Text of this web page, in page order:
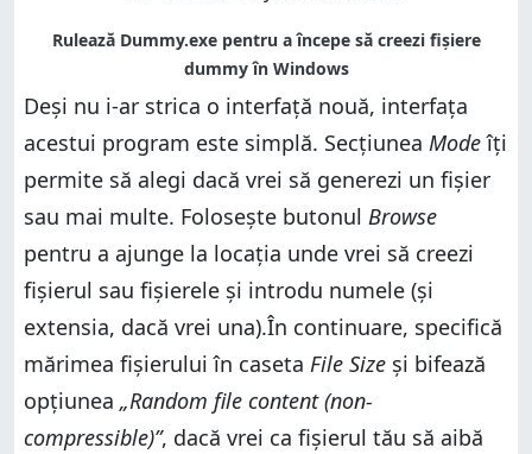
Deși nu i-ar strica o interfață nouă, interfața
acestui program este simplă. Secțiunea Modeîți
permite să alegi dacă vrei să generezi un fișier
sau mai multe. Folosește butonul Browse
pentru a ajunge la locația unde vrei să creezi
fișierul sau fișierele și introdu numele (și
extensia, dacă vrei una).În continuare, specifică
mărimea fișierului în caseta File Size și bifează
opțiunea „Random file content (non-
compressible)”, dacă vrei ca fișierul tău să aibă